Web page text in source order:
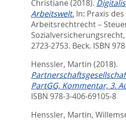
Christiane (2018).
Arbeitswelt. In: Praxis
Arbeitsrechtrecht –
Sozialversicherungsrecht,
2723-2753. Beck. ISBN
Henssler, Martin (2018).
PartGG, Kommentar, 3.
ISBN 978-3-406-69105-8
Henssler, Martin,